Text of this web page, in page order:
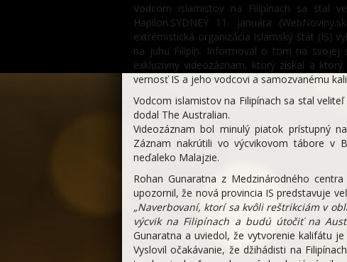
Vodcom islamistov na Filipínach sa stal
Hapilon.SYDNEY 11. januára
extrémistická organizácia Islamský štát (IS)
na juhu Filipín. Informoval o tom na svojej
exkluzívny videozáznam, ktorý získal a
vernosť IS a jeho vodcovi a samozvanému
Vodcom islamistov na Filipínach sa stal
dodal The Australian.
Videozáznam bol minulý piatok prístupný
Záznam nakrútili vo výcvikovom tábore v
neďaleko Malajzie.
Rohan Gunaratna z Medzinárodného
upozornil, že nová provincia IS predstavuje
„Naverbovaní, ktorí sa kvôli reštrikciám v
výcvik na Filipínach a budú útočiť na
Gunaratna a uviedol, že vytvorenie kalifátu
Vyslovil očakávanie, že džihádisti na